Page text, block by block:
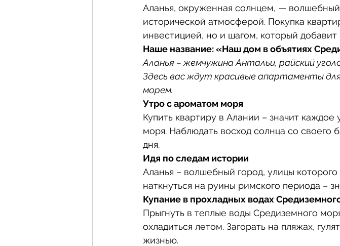
Аланья, окруженная солнцем, —
исторической атмосферой. Покупка
инвестицией, но и шагом, который добавит
Наше название: «Наш дом в объятиях
Аланья – жемчужина Антальи, райский
Здесь вас ждут красивые апартаменты
морем.
Утро с ароматом моря
Купить квартиру в Алании – значит
моря. Наблюдать восход солнца со своего
дня.
Идя по следам истории
Аланья – волшебный город, улицы
наткнуться на руины римского периода –
Купание в прохладных водах
Прыгнуть в теплые воды Средиземного
охладиться летом. Загорать на пляжах,
жизнью.